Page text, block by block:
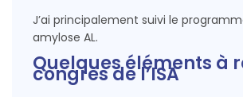
J’ai principalement suivi le
amylose AL.
Quelques éléments à
congrès de l’ISA